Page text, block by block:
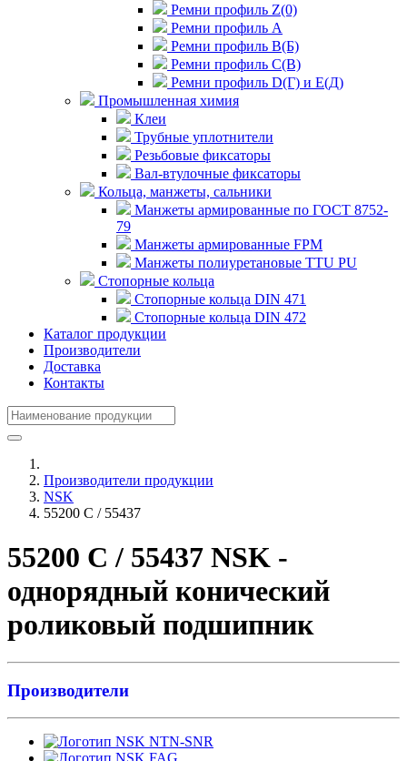
Ремни профиль Z(0)
Ремни профиль А
Ремни профиль В(Б)
Ремни профиль С(В)
Ремни профиль D(Г) и E(Д)
Промышленная химия
Клеи
Трубные уплотнители
Резьбовые фиксаторы
Вал-втулочные фиксаторы
Кольца, манжеты, сальники
Манжеты армированные по ГОСТ 8752-
79
Манжеты армированные FPM
Манжеты полиуретановые TTU PU
Стопорные кольца
Стопорные кольца DIN 471
Стопорные кольца DIN 472
Каталог продукции
Производители
Доставка
Контакты
Производители продукции
NSK
55200 C / 55437
55200 C / 55437 NSK -
однорядный конический
роликовый подшипник
Производители
NTN-SNR